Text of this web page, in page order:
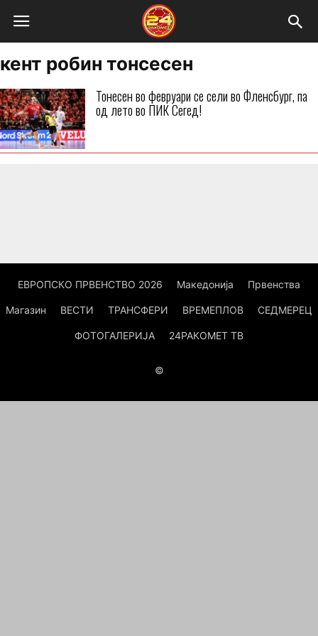
кент робин тонсесен
Тонесен во февруари се сели во Фленсбург, па
од лето во ПИК Сегед!
ЕВРОПСКО ПРВЕНСТВО 2026 Македонија Првенства
Магазин ВЕСТИ ТРАНСФЕРИ ВРЕМЕПЛОВ СЕДМЕРЕЦ
ФОТОГАЛЕРИЈА 24РАКОМЕТ ТВ
©